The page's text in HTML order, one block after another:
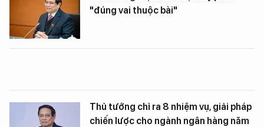
"đúng vai thuộc bài"
Thủ tướng chỉ ra 8 nhiệm vụ, giải pháp
chiến lược cho ngành ngân hàng năm